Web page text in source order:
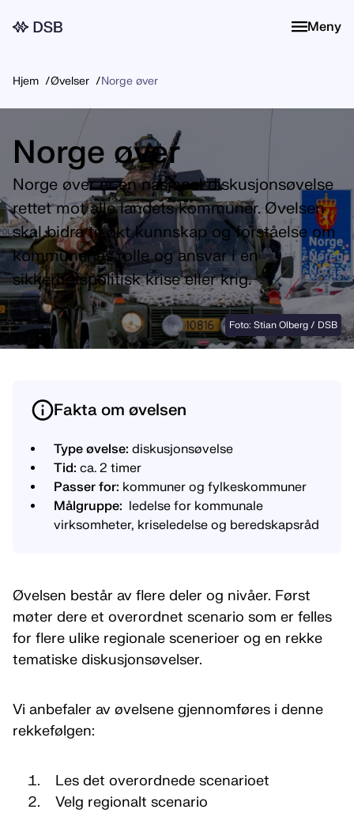
Meny
Meny
Hjem Øvelser Norge øver
Norge øver
Norge øver er en nasjonal diskusjonsøvelse
rettet mot alle landets kommuner. Øvelsen
skal bidra til økt kunnskap og forståelse om
kommunenes rolle og ansvar i en
sikkerhetspolitisk krise eller krig.
Foto: Stian Olberg / DSB
Fakta om øvelsen
Type øvelse: diskusjonsøvelse
Tid: ca. 2 timer
Passer for: kommuner og fylkeskommuner
Målgruppe: ledelse for kommunale
virksomheter, kriseledelse og beredskapsråd
Øvelsen består av flere deler og nivåer. Først
møter dere et overordnet scenario som er felles
for flere ulike regionale scenerioer og en rekke
tematiske diskusjonsøvelser.
Vi anbefaler av øvelsene gjennomføres i denne
rekkefølgen:
Les det overordnede scenarioet
Velg regionalt scenario